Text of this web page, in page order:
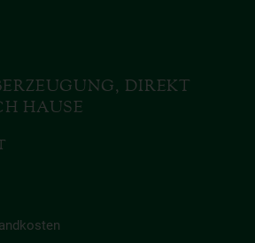
DIREKT
HAUSE